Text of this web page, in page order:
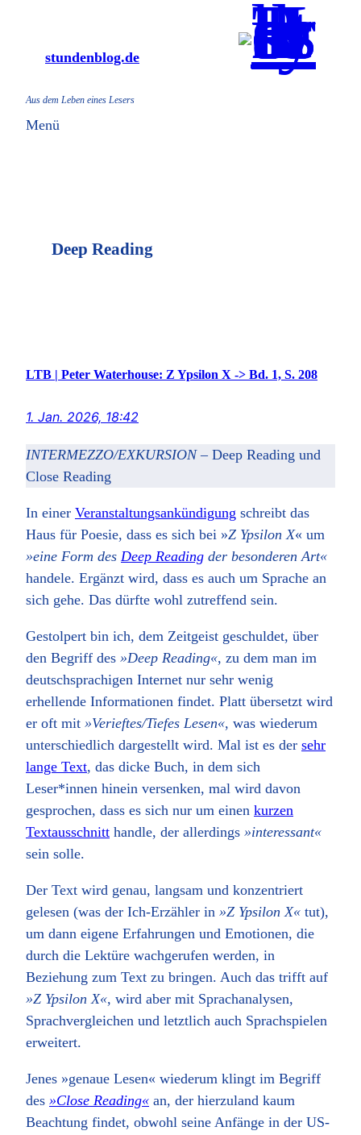
springenstundenblog.de
Aus dem Leben eines Lesers
Menü
Deep Reading
LTB | Peter Waterhouse: Z Ypsilon X -> Bd. 1, S. 208
1. Jan. 2026, 18:42
INTERMEZZO/EXKURSION– Deep Reading und
Close Reading
In einer Veranstaltungsankündigung schreibt das
Haus für Poesie, dass es sich bei »Z Ypsilon X« um
»eine Form des Deep Reading der besonderen Art«
handele. Ergänzt wird, dass es auch um Sprache an
sich gehe. Das dürfte wohl zutreffend sein.
Gestolpert bin ich, dem Zeitgeist geschuldet, über
den Begriff des »Deep Reading«, zu dem man im
deutschsprachigen Internet nur sehr wenig
erhellende Informationen findet. Platt übersetzt wird
er oft mit »Verieftes/Tiefes Lesen«, was wiederum
unterschiedlich dargestellt wird. Mal ist es der sehr
lange Text, das dicke Buch, in dem sich
Leser*innen hinein versenken, mal wird davon
gesprochen, dass es sich nur um einen kurzen
Textausschnitt handle, der allerdings »interessant«
sein solle.
Der Text wird genau, langsam und konzentriert
gelesen (was der Ich-Erzähler in »Z Ypsilon X« tut),
um dann eigene Erfahrungen und Emotionen, die
durch die Lektüre wachgerufen werden, in
Beziehung zum Text zu bringen. Auch das trifft auf
»Z Ypsilon X«, wird aber mit Sprachanalysen,
Sprachvergleichen und letztlich auch Sprachspielen
erweitert.
Jenes »genaue Lesen« wiederum klingt im Begriff
des »Close Reading« an, der hierzuland kaum
Beachtung findet, obwohl seine Anfänge in der US-